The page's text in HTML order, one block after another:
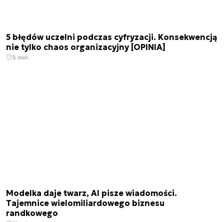
5 błędów uczelni podczas cyfryzacji. Konsekwencją
nie tylko chaos organizacyjny [OPINIA]
3 min.
Modelka daje twarz, AI pisze wiadomości.
Tajemnice wielomiliardowego biznesu
randkowego